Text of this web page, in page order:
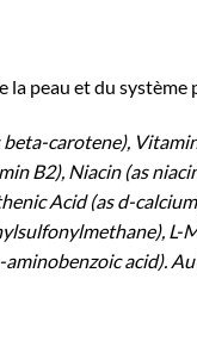
la peau et du système
carotene),
B2), Niacin (as
Acid (as d-
acid).